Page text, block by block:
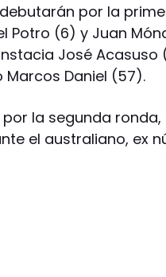
por la
Potro (6) y Juan
José
Marcos Daniel (57).
por la segunda
el australiano, ex